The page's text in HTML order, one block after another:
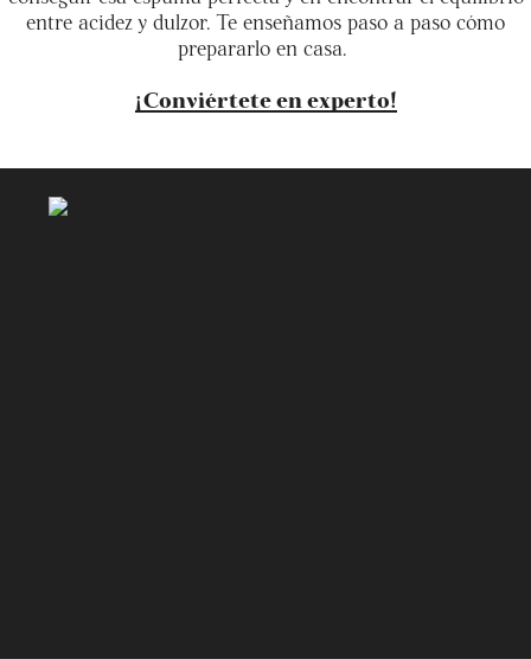
entre acidez y dulzor. Te enseñamos paso a paso cómo
prepararlo en casa.
¡Conviértete en experto!